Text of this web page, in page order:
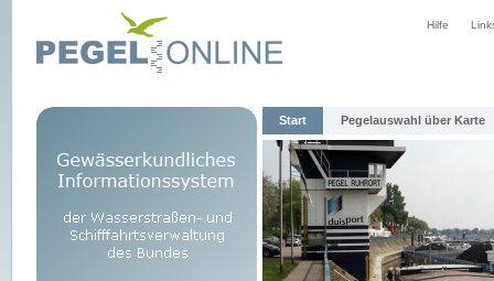
Hilfe
Start Pegelauswahl über Karte